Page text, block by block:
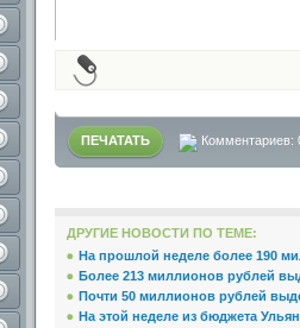
ПЕЧАТАТЬ Комментариев:
ДРУГИЕ НОВОСТИ ПО ТЕМЕ:
На прошлой неделе более 190
Более 213 миллионов рублей
Почти 50 миллионов рублей
На этой неделе из бюджета